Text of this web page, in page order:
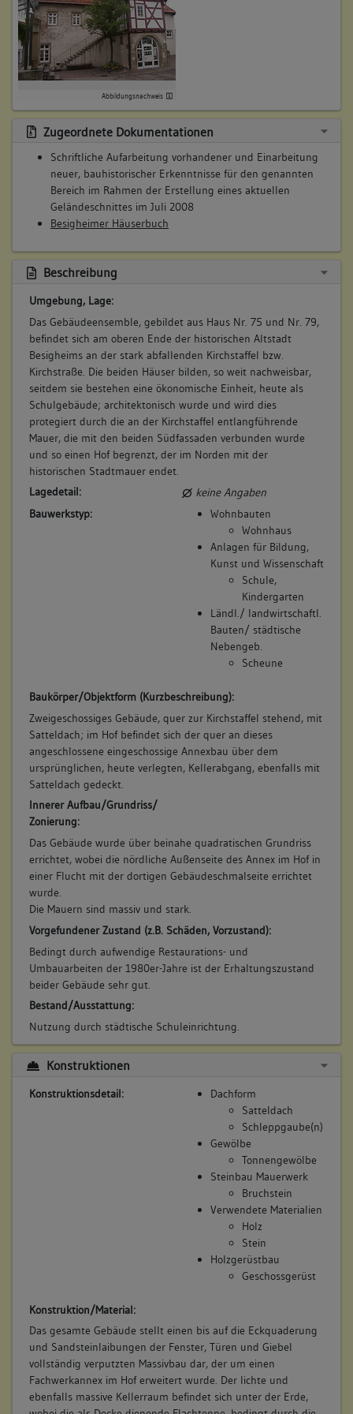
Bruchstein
6. Besitzer:in:
(1868)
Bemerkung Familie:
kauft von Witwe Steinbuch
Beschreibung:
Umbau zum Schulhaus
Beruf / Amt / Titel:
keiner
Abbildungsnachweis
Zugeordnete Dokumentationen
Schriftliche Aufarbeitung vorhandener und Einarbeitung
neuer, bauhistorischer Erkenntnisse für den genannten
Bereich im Rahmen der Erstellung eines aktuellen
Geländeschnittes im Juli 2008
Besigheimer Häuserbuch
Beschreibung
Umgebung, Lage:
Das Gebäudeensemble, gebildet aus Haus Nr. 75 und Nr. 79,
befindet sich am oberen Ende der historischen Altstadt
Besigheims an der stark abfallenden Kirchstaffel bzw.
Kirchstraße. Die beiden Häuser bilden, so weit nachweisbar,
seitdem sie bestehen eine ökonomische Einheit, heute als
Schulgebäude; architektonisch wurde und wird dies
protegiert durch die an der Kirchstaffel entlangführende
Mauer, die mit den beiden Südfassaden verbunden wurde
und so einen Hof begrenzt, der im Norden mit der
historischen Stadtmauer endet.
Lagedetail:
keine Angaben
Bauwerkstyp:
Wohnbauten
Wohnhaus
Anlagen für Bildung,
Kunst und Wissenschaft
Schule,
Kindergarten
Ländl./ landwirtschaftl.
Bauten/ städtische
Nebengeb.
Scheune
Baukörper/Objektform (Kurzbeschreibung):
Zweigeschossiges Gebäude, quer zur Kirchstaffel stehend, mit
Satteldach; im Hof befindet sich der quer an dieses
angeschlossene eingeschossige Annexbau über dem
ursprünglichen, heute verlegten, Kellerabgang, ebenfalls mit
Satteldach gedeckt.
Innerer Aufbau/Grundriss/
Zonierung:
Das Gebäude wurde über beinahe quadratischen Grundriss
errichtet, wobei die nördliche Außenseite des Annex im Hof in
einer Flucht mit der dortigen Gebäudeschmalseite errichtet
wurde.
Die Mauern sind massiv und stark.
Vorgefundener Zustand (z.B. Schäden, Vorzustand):
Bedingt durch aufwendige Restaurations- und
Umbauarbeiten der 1980er-Jahre ist der Erhaltungszustand
beider Gebäude sehr gut.
Bestand/Ausstattung:
Nutzung durch städtische Schuleinrichtung.
Konstruktionen
Konstruktionsdetail:
Dachform
Satteldach
Schleppgaube(n)
Gewölbe
Tonnengewölbe
Steinbau Mauerwerk
Bruchstein
Verwendete Materialien
Holz
Stein
Holzgerüstbau
Geschossgerüst
Konstruktion/Material:
Das gesamte Gebäude stellt einen bis auf die Eckquaderung
und Sandsteinlaibungen der Fenster, Türen und Giebel
vollständig verputzten Massivbau dar, der um einen
Fachwerkannex im Hof erweitert wurde. Der lichte und
ebenfalls massive Kellerraum befindet sich unter der Erde,